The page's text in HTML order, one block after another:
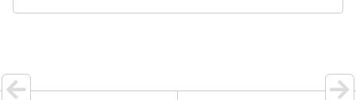
は、「犬の感情を読み違えてしまうのはなぜ？二つ